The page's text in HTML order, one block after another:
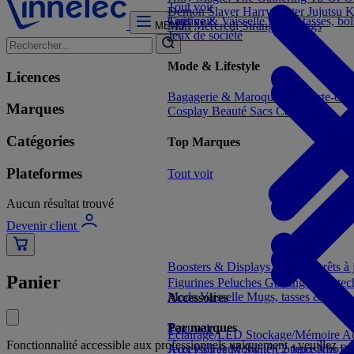
MENU
Licences
Marques
Catégories
Plateformes
Aucun résultat trouvé
Devenir client
Panier
Fonctionnalité accessible aux professionnels uniquement - veuillez
Figurines Peluches Gaming
High-
ModeVaisselle Mugs, tasses & bols
Par marques
Tout voir
Jeux PS5Jeux Switch 2Jeux Xbox
Cuisine & VaisselleMugs, tasses,
Jeux de société
Mode & Lifestyle
Bagagerie & Maroquinerie
Porte-
Cosplay Beauté Sacs Cabas
Top Marques
Tout voir
Boosters & Displays Formats prêts
Accessoires
Tout voir
Tout voir
Eclairage/LED Stockage/Mémoire
Accessoires MobilitéComposants
Demon Slayer Harry Potter Jujutsu
ManMercrediStranger Things